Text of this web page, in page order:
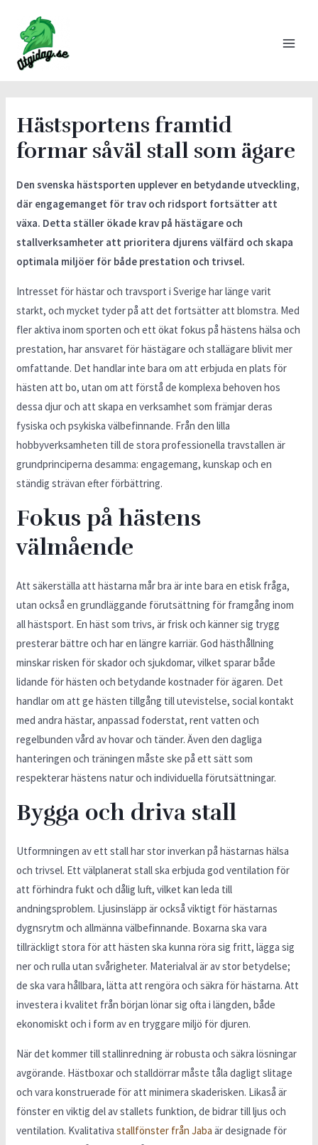
Hästsportens framtid
formar såväl stall som ägare
Den svenska hästsporten upplever en betydande utveckling,
där engagemanget för trav och ridsport fortsätter att
växa. Detta ställer ökade krav på hästägare och
stallverksamheter att prioritera djurens välfärd och skapa
optimala miljöer för både prestation och trivsel.
Intresset för hästar och travsport i Sverige har länge varit
starkt, och mycket tyder på att det fortsätter att blomstra. Med
fler aktiva inom sporten och ett ökat fokus på hästens hälsa och
prestation, har ansvaret för hästägare och stallägare blivit mer
omfattande. Det handlar inte bara om att erbjuda en plats för
hästen att bo, utan om att förstå de komplexa behoven hos
dessa djur och att skapa en verksamhet som främjar deras
fysiska och psykiska välbefinnande. Från den lilla
hobbyverksamheten till de stora professionella travstallen är
grundprinciperna desamma: engagemang, kunskap och en
ständig strävan efter förbättring.
Fokus på hästens
välmående
Att säkerställa att hästarna mår bra är inte bara en etisk fråga,
utan också en grundläggande förutsättning för framgång inom
all hästsport. En häst som trivs, är frisk och känner sig trygg
presterar bättre och har en längre karriär. God hästhållning
minskar risken för skador och sjukdomar, vilket sparar både
lidande för hästen och betydande kostnader för ägaren. Det
handlar om att ge hästen tillgång till utevistelse, social kontakt
med andra hästar, anpassad foderstat, rent vatten och
regelbunden vård av hovar och tänder. Även den dagliga
hanteringen och träningen måste ske på ett sätt som
respekterar hästens natur och individuella förutsättningar.
Bygga och driva stall
Utformningen av ett stall har stor inverkan på hästarnas hälsa
och trivsel. Ett välplanerat stall ska erbjuda god ventilation för
att förhindra fukt och dålig luft, vilket kan leda till
andningsproblem. Ljusinsläpp är också viktigt för hästarnas
dygnsrytm och allmänna välbefinnande. Boxarna ska vara
tillräckligt stora för att hästen ska kunna röra sig fritt, lägga sig
ner och rulla utan svårigheter. Materialval är av stor betydelse;
de ska vara hållbara, lätta att rengöra och säkra för hästarna. Att
investera i kvalitet från början lönar sig ofta i längden, både
ekonomiskt och i form av en tryggare miljö för djuren.
När det kommer till stallinredning är robusta och säkra lösningar
avgörande. Hästboxar och stalldörrar måste tåla dagligt slitage
och vara konstruerade för att minimera skaderisken. Likaså är
fönster en viktig del av stallets funktion, de bidrar till ljus och
ventilation. Kvalitativastallfönster från Jaba är designade för